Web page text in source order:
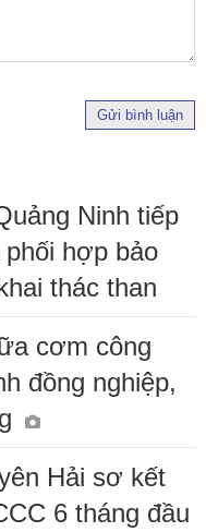
Gửi bình luận
Ninh tiếp
hợp bảo
thác than
cơm công
đồng nghiệp,
Hải sơ kết
6 tháng đầu